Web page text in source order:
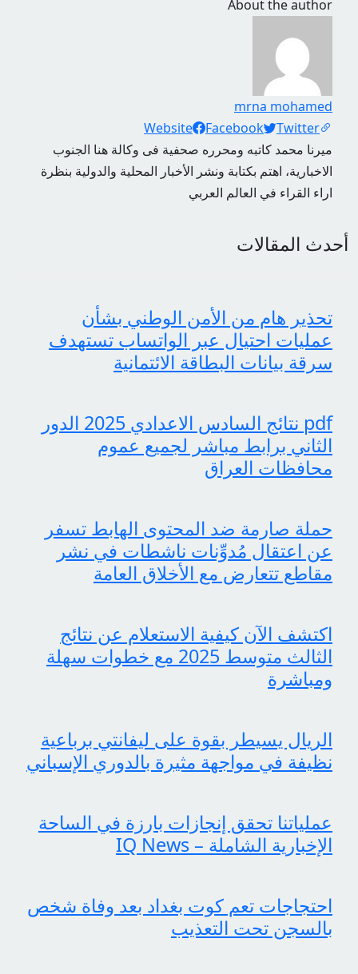
About the author
mrna mohamed
Social Links
Website Facebook
Twitter
ميرنا محمد كاتبه ومحرره صحفية فى وكالة هنا الجنوب
الاخبارية، اهتم بكتابة ونشر الأخبار المحلية والدولية بنظرة
اراء القراء في العالم العربي
أحدث المقالات
تحذير هام من الأمن الوطني بشأن
عمليات احتيال عبر الواتساب تستهدف
سرقة بيانات البطاقة الائتمانية
pdf نتائج السادس الاعدادي 2025 الدور
الثاني برابط مباشر لجميع عموم
محافظات العراق
حملة صارمة ضد المحتوى الهابط تسفر
عن اعتقال مُدوِّنات ناشطات في نشر
مقاطع تتعارض مع الأخلاق العامة
اكتشف الآن كيفية الاستعلام عن نتائج
الثالث متوسط 2025 مع خطوات سهلة
ومباشرة
الريال يسيطر بقوة على ليفانتي برباعية
نظيفة في مواجهة مثيرة بالدوري الإسباني
عملياتنا تحقق إنجازات بارزة في الساحة
الإخبارية الشاملة – IQ News
احتجاجات تعم كوت بغداد بعد وفاة شخص
بالسجن تحت التعذيب